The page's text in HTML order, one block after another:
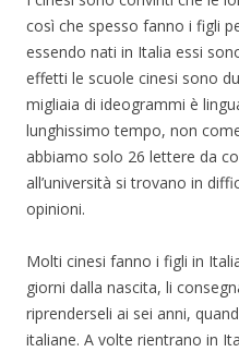
così che spesso fanno i figli
essendo nati in Italia essi
effetti le scuole cinesi sono
migliaia di ideogrammi è
lunghissimo tempo, non
abbiamo solo 26 lettere da
all’università si trovano in
opinioni.
Molti cinesi fanno i figli in
giorni dalla nascita, li
riprenderseli ai sei anni,
italiane. A volte rientrano in